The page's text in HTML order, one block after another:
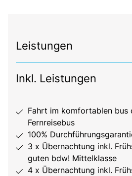
Leistungen
Inkl. Leistungen
Fahrt im komfortablen bus
Fernreisebus
100%
3 x Übernachtung inkl.
guten bdw! Mittelklasse
4 x Übernachtung inkl.